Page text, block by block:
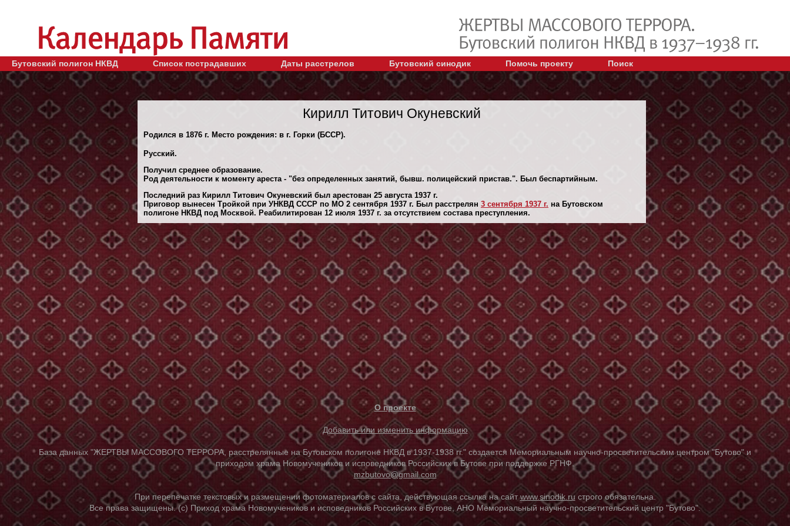
Бутовский полигон НКВД Список пострадавших Даты расстрелов Бутовский синодик Помочь проекту Поиск
Кирилл Титович Окуневский
Родился в 1876 г. Место рождения: в г. Горки (БССР).
Русский.
Получил среднее образование.
Род деятельности к моменту ареста - "без определенных занятий, бывш. полицейский пристав.". Был беспартийным.
Последний раз Кирилл Титович Окуневский был арестован 25 августа 1937 г.
Приговор вынесен Тройкой при УНКВД СССР по МО 2 сентября 1937 г. Был расстрелян 3 сентября 1937 г. на Бутовском
полигоне НКВД под Москвой. Реабилитирован 12 июля 1937 г. за отсутствием состава преступления.
О проекте
Добавить или изменить информацию
База данных "ЖЕРТВЫ МАССОВОГО ТЕРРОРА, расстрелянные на Бутовском полигоне НКВД в 1937-1938 гг." создается Мемориальным научно-просветительским центром "Бутово" и
приходом храма Новомучеников и исповедников Российских в Бутове при поддержке РГНФ.
mzbutovo@gmail.com
При перепечатке текстовых и размещении фотоматериалов с сайта, действующая ссылка на сайтwww.sinodik.ru строго обязательна.
Все права защищены. (с) Приход храма Новомучеников и исповедников Российских в Бутове, АНО Мемориальный научно-просветительский центр "Бутово".